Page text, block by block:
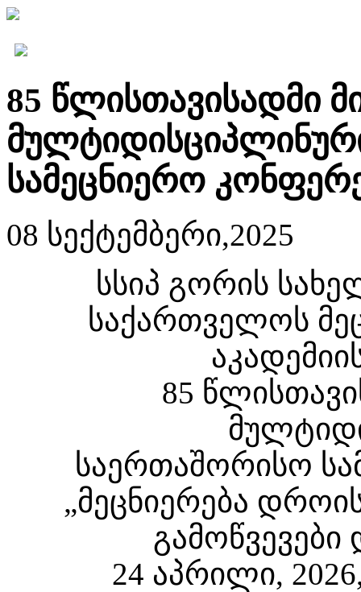
85 წლისთავისადმი
სამეცნიერო
08 სექტემბერი,2025
სსიპ გორის
საქართველოს
85
საერთაშორისო
„მეცნიერება
გამოწვევები
24 აპრილი,